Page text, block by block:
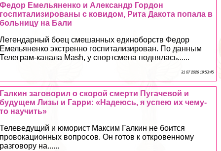
Федор Емельяненко и Александр Гордон
госпитализированы с ковидом, Рита Дакота попала в
больницу на Бали
Легендарный боец смешанных единоборств Федор
Емельяненко экстренно госпитализирован. По данным
Телеграм-канала Mash, у спортсмена поднялась......
31 07 2026 19:53:45
Галкин заговорил о скорой cмepти Пугачевой и
будущем Лизы и Гарри: «Надеюсь, я успею их чему-
то научить»
Телеведущий и юморист Максим Галкин не боится
провокационных вопросов. Он готов к откровенному
разговору на......